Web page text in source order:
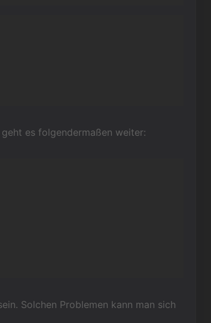
es folgendermaßen weiter:
Solchen Problemen kann man sich